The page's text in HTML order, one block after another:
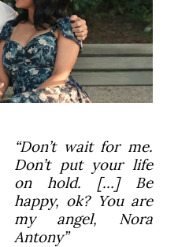
“Don’t wait for me.
Don’t put your life
on hold. […] Be
happy, ok? You are
my angel, Nora
Antony”